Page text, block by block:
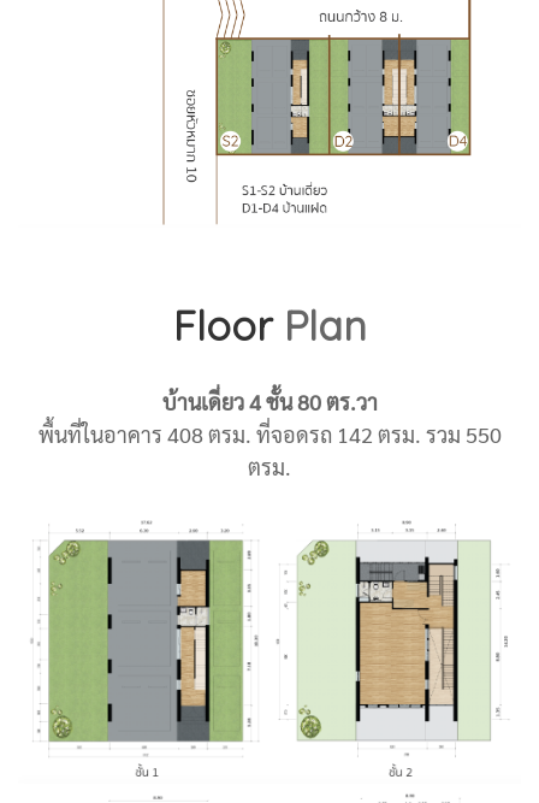
Floor Plan
บ้านเดี่ยว 4 ชั้น 80 ตร.วา
พื้นที่ในอาคาร 408 ตรม. ที่จอดรถ 142 ตรม. รวม 550
ตรม.